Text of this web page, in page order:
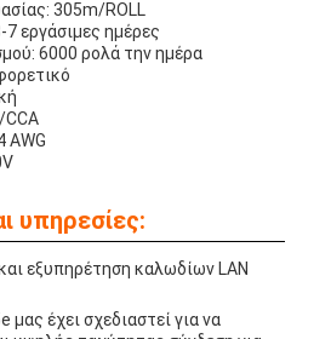
305m/ROLL
εργάσιμες ημέρες
6000 ρολά την ημέρα
AWG
υπηρεσίες:
εξυπηρέτηση καλωδίων LAN
έχει σχεδιαστεί για να